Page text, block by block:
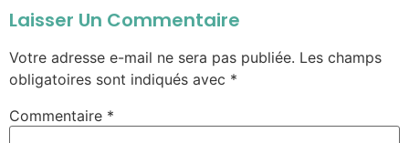
Laisser Un Commentaire
Votre adresse e-mail ne sera pas publiée. Les champs
obligatoires sont indiqués avec *
Commentaire *